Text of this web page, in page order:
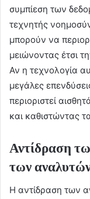
συμπίεση των
τεχνητής
μπορούν να
μειώνοντας έτσι
Αν η τεχνολογία
μεγάλες
περιοριστεί
και καθιστώντας
Αντίδραση
των
Η αντίδραση των